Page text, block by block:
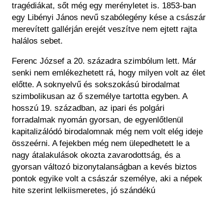
tragédiákat, sőt még egy merényletet is. 1853-ban
egy Libényi János nevű szabólegény kése a császár
merevített gallérján erejét veszítve nem ejtett rajta
halálos sebet.
Ferenc József a 20. századra szimbólum lett. Már
senki nem emlékezhetett rá, hogy milyen volt az élet
előtte. A soknyelvű és sokszokású birodalmat
szimbolikusan az ő személye tartotta egyben. A
hosszú 19. században, az ipari és polgári
forradalmak nyomán gyorsan, de egyenlőtlenül
kapitalizálódó birodalomnak még nem volt elég ideje
összeérni. A fejekben még nem ülepedhetett le a
nagy átalakulások okozta zavarodottság, és a
gyorsan változó bizonytalanságban a kevés biztos
pontok egyike volt a császár személye, aki a népek
hite szerint lelkiismeretes, jó szándékú